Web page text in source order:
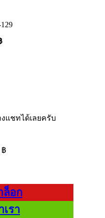
แชทได้เลยครับ
฿
ล็อก
รา